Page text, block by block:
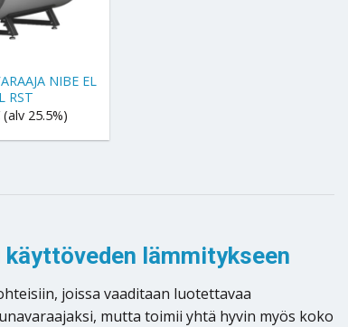
NIBE EL
RST
(alv 25.5%)
käyttöveden lämmitykseen
joissa vaaditaan luotettavaa
mutta toimii yhtä hyvin myös koko